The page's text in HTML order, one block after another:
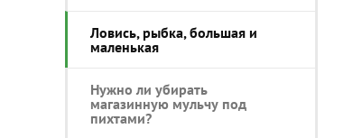
Ловись, рыбка, большая и
маленькая
Нужно ли убирать
магазинную мульчу под
пихтами?